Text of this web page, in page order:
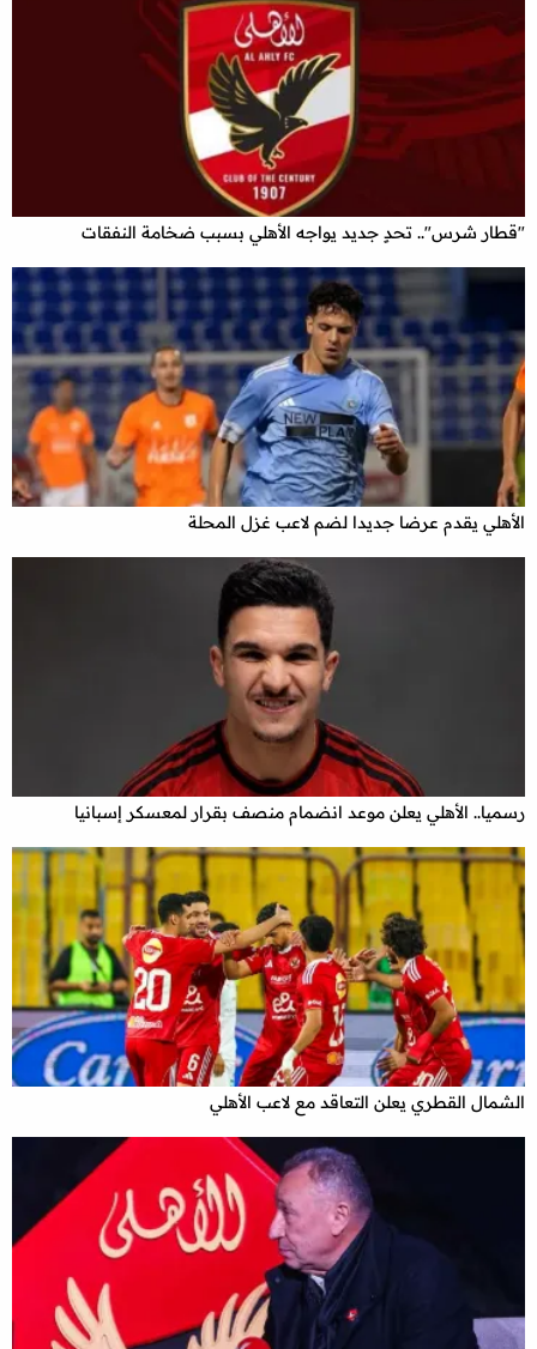
"قطار شرس".. تحدٍ جديد يواجه الأهلي بسبب ضخامة النفقات
الأهلي يقدم عرضا جديدا لضم لاعب غزل المحلة
رسميا.. الأهلي يعلن موعد انضمام منصف بقرار لمعسكر إسبانيا
الشمال القطري يعلن التعاقد مع لاعب الأهلي
x